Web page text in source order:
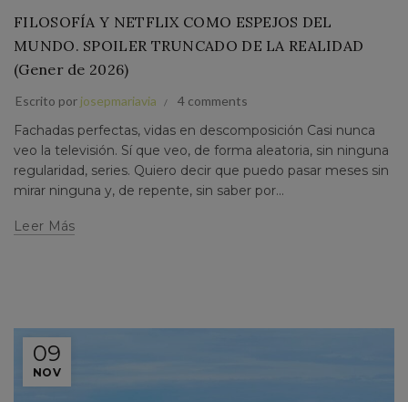
FILOSOFÍA Y NETFLIX COMO ESPEJOS DEL
MUNDO. SPOILER TRUNCADO DE LA REALIDAD
(Gener de 2026)
Escrito por josepmariavia 4 comments
Fachadas perfectas, vidas en descomposición Casi nunca
veo la televisión. Sí que veo, de forma aleatoria, sin ninguna
regularidad, series. Quiero decir que puedo pasar meses sin
mirar ninguna y, de repente, sin saber por...
Leer Más
09
NOV